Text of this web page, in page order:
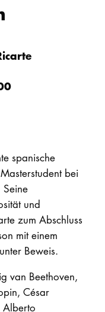
spanische
bei
Seine
und
zum Abschluss
mit einem
Beweis.
van Beethoven,
César
Alberto